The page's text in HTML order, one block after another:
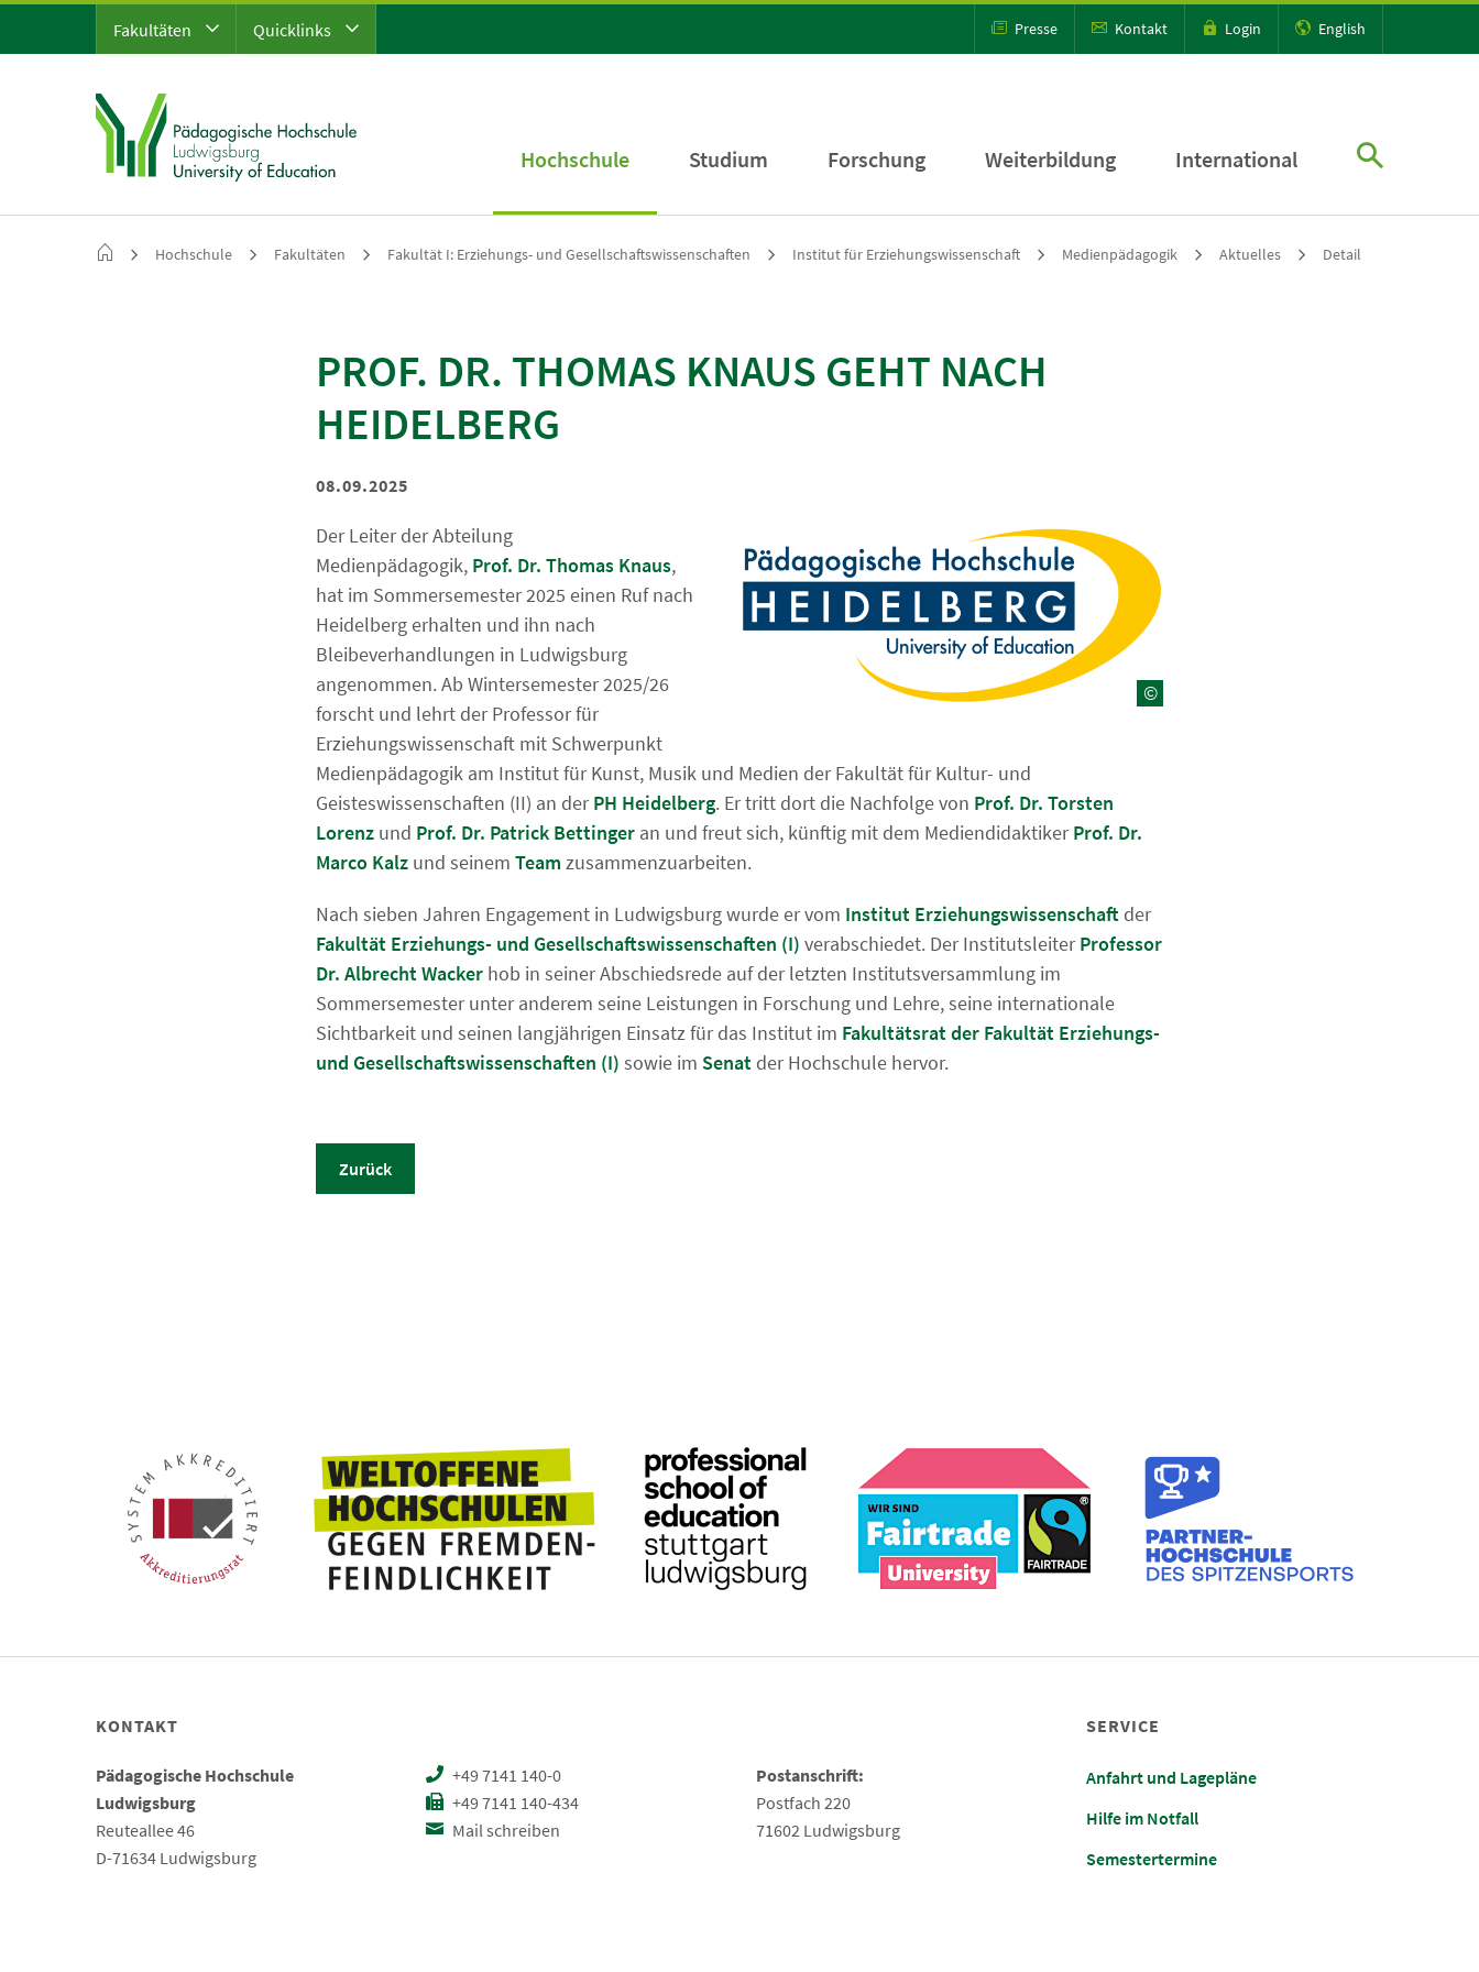
Fakultäten Quicklinks Presse Kontakt Login English
Hochschule Studium Forschung Weiterbildung International
Hochschule Fakultäten Fakultät I: Erziehungs- und Gesellschaftswissenschaften Institut für Erziehungswissenschaft Medienpädagogik Aktuelles Detail
PROF. DR. THOMAS KNAUS GEHT NACH
HEIDELBERG
08.09.2025
©
Der Leiter der Abteilung
Medienpädagogik, Prof. Dr. Thomas Knaus,
hat im Sommersemester 2025 einen Ruf nach
Heidelberg erhalten und ihn nach
Bleibeverhandlungen in Ludwigsburg
angenommen. Ab Wintersemester 2025/26
forscht und lehrt der Professor für
Erziehungswissenschaft mit Schwerpunkt
Medienpädagogik am Institut für Kunst, Musik und Medien der Fakultät für Kultur- und
Geisteswissenschaften (II) an derPH Heidelberg. Er tritt dort die Nachfolge von Prof. Dr. Torsten
Lorenz und Prof. Dr. Patrick Bettinger an und freut sich, künftig mit dem MediendidaktikerProf. Dr.
Marco Kalz und seinem Team zusammenzuarbeiten.
Nach sieben Jahren Engagement in Ludwigsburg wurde er vom Institut Erziehungswissenschaft der
Fakultät Erziehungs- und Gesellschaftswissenschaften (I) verabschiedet. Der InstitutsleiterProfessor
Dr. Albrecht Wacker hob in seiner Abschiedsrede auf der letzten Institutsversammlung im
Sommersemester unter anderem seine Leistungen in Forschung und Lehre, seine internationale
Sichtbarkeit und seinen langjährigen Einsatz für das Institut im Fakultätsrat der Fakultät Erziehungs-
und Gesellschaftswissenschaften (I) sowie im Senat der Hochschule hervor.
Zurück
KONTAKT
Pädagogische Hochschule
Ludwigsburg
Reuteallee 46
D-71634 Ludwigsburg
+49 7141 140-0
+49 7141 140-434
Mail schreiben
Postanschrift:
Postfach 220
71602 Ludwigsburg
SERVICE
Anfahrt und Lagepläne
Hilfe im Notfall
Semestertermine